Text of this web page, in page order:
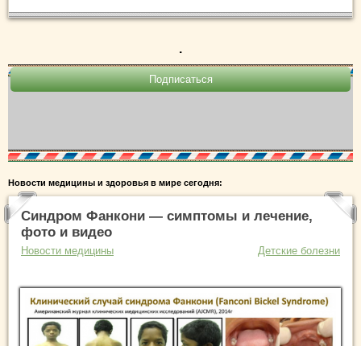
.
Новости медицины и здоровья в мире сегодня:
Синдром Фанкони — симптомы и лечение,
фото и видео
Новости медицины Детские болезни